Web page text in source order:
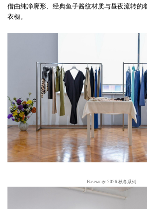
借由纯净廓形、经典鱼子酱纹材质与昼夜流转的
衣橱。
Baserange 2026 秋冬系列